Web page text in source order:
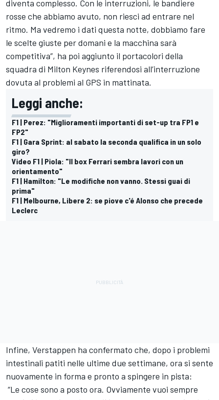
diventa complesso. Con le interruzioni, le bandiere
rosse che abbiamo avuto, non riesci ad entrare nel
ritmo. Ma vedremo i dati questa notte, dobbiamo fare
le scelte giuste per domani e la macchina sarà
competitiva”, ha poi aggiunto il portacolori della
squadra di Milton Keynes riferendosi all’interruzione
dovuta al problemi al GPS in mattinata.
Leggi anche:
F1 | Perez: "Miglioramenti importanti di set-up tra FP1 e
FP2"
F1 | Gara Sprint: al sabato la seconda qualifica in un solo
giro?
Video F1 | Piola: "Il box Ferrari sembra lavori con un
orientamento"
F1 | Hamilton: "Le modifiche non vanno. Stessi guai di
prima"
F1 | Melbourne, Libere 2: se piove c'é Alonso che precede
Leclerc
Infine, Verstappen ha confermato che, dopo i problemi
intestinali patiti nelle ultime due settimane, ora si sente
nuovamente in forma e pronto a spingere in pista:
“Le cose sono a posto ora. Ovviamente vuoi sempre